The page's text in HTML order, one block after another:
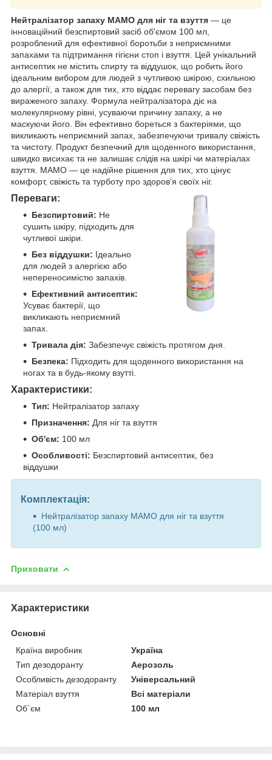
Нейтралізатор запаху МАМО для ніг та взуття — це
інноваційний безспиртовий засіб об'ємом 100 мл,
розроблений для ефективної боротьби з неприємними
запахами та підтримання гігієни стоп і взуття. Цей унікальний
антисептик не містить спирту та віддушок, що робить його
ідеальним вибором для людей з чутливою шкірою, схильною
до алергії, а також для тих, хто віддає перевагу засобам без
вираженого запаху. Формула нейтралізатора діє на
молекулярному рівні, усуваючи причину запаху, а не
маскуючи його. Він ефективно бореться з бактеріями, що
викликають неприємний запах, забезпечуючи тривалу свіжість
та чистоту. Продукт безпечний для щоденного використання,
швидко висихає та не залишає слідів на шкірі чи матеріалах
взуття. МАМО — це надійне рішення для тих, хто цінує
комфорт, свіжість та турботу про здоров'я своїх ніг.
Переваги:
Безспиртовий: Не
сушить шкіру, підходить для
чутливої шкіри.
Без віддушки: Ідеально
для людей з алергією або
непереносимістю запахів.
Ефективний антисептик:
Усуває бактерії, що
викликають неприємний
запах.
Тривала дія: Забезпечує свіжість протягом дня.
Безпека: Підходить для щоденного використання на
ногах та в будь-якому взутті.
Характеристики:
Тип: Нейтралізатор запаху
Призначення: Для ніг та взуття
Об'єм: 100 мл
Особливості: Безспиртовий антисептик, без
віддушки
Комплектація:
Нейтралізатор запаху МАМО для ніг та взуття
(100 мл)
Приховати
Характеристики
Основні
Країна виробник
Україна
Тип дезодоранту
Аерозоль
Особливість дезодоранту
Універсальний
Матеріал взуття
Всі матеріали
Об`єм
100 мл